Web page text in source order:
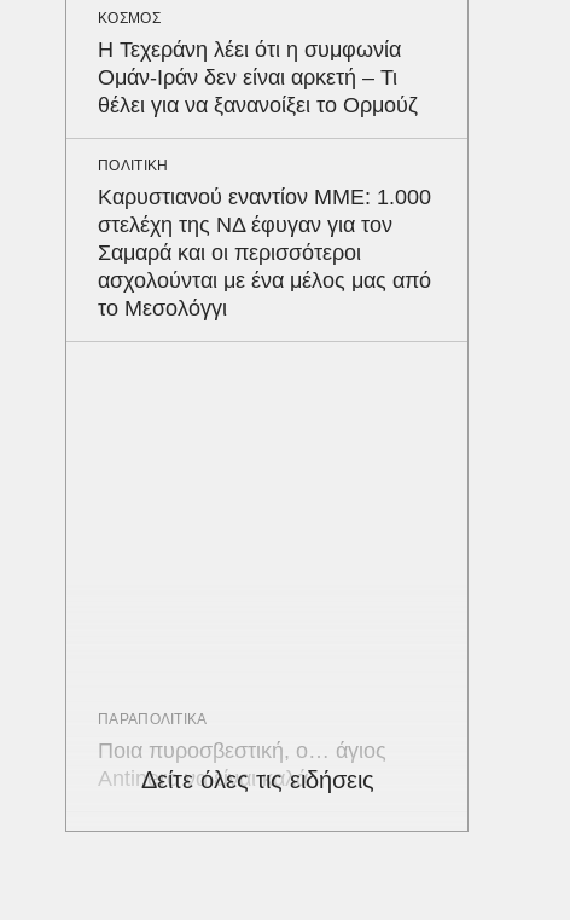
ΚΟΣΜΟΣ
Η Τεχεράνη λέει ότι η συμφωνία
Ομάν-Ιράν δεν είναι αρκετή – Τι
θέλει για να ξανανοίξει το Ορμούζ
ΠΟΛΙΤΙΚΗ
Καρυστιανού εναντίον ΜΜΕ: 1.000
στελέχη της ΝΔ έφυγαν για τον
Σαμαρά και οι περισσότεροι
ασχολούνται με ένα μέλος μας από
το Μεσολόγγι
ΠΑΡΑΠΟΛΙΤΙΚΑ
Ποια πυροσβεστική, ο… άγιος
Antinero να είναι καλά
Δείτε όλες τις ειδήσεις